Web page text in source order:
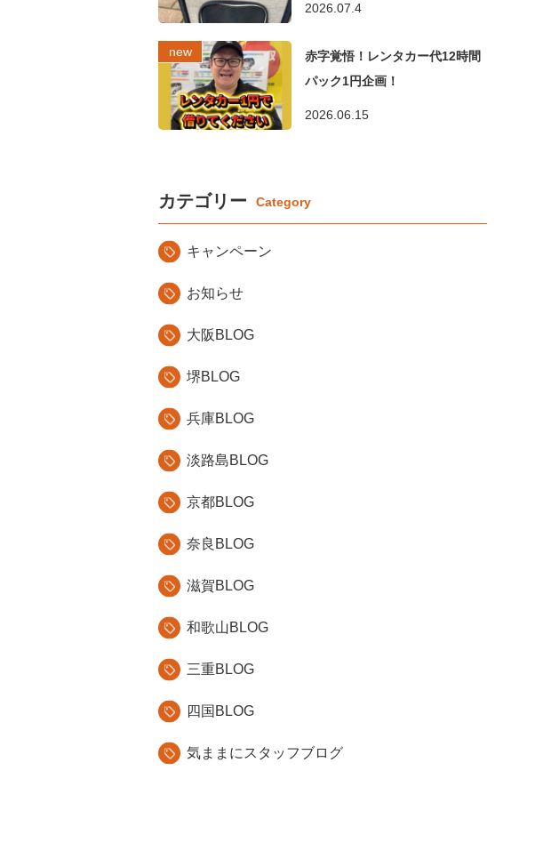
2026.07.4
赤字覚悟！レンタカー代12時間
パック1円企画！
2026.06.15
カテゴリー
キャンペーン
お知らせ
大阪BLOG
堺BLOG
兵庫BLOG
淡路島BLOG
京都BLOG
奈良BLOG
滋賀BLOG
和歌山BLOG
三重BLOG
四国BLOG
気ままにスタッフブログ